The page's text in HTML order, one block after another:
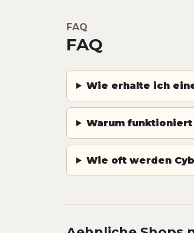
FAQ
FAQ
Wie erhalte ich
Warum
Wie oft werden